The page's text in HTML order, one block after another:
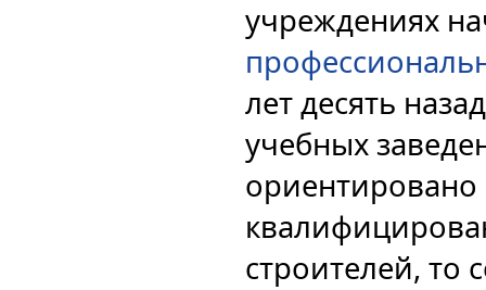
учреждениях
лет десять
учебных
ориентировано
строителей, то